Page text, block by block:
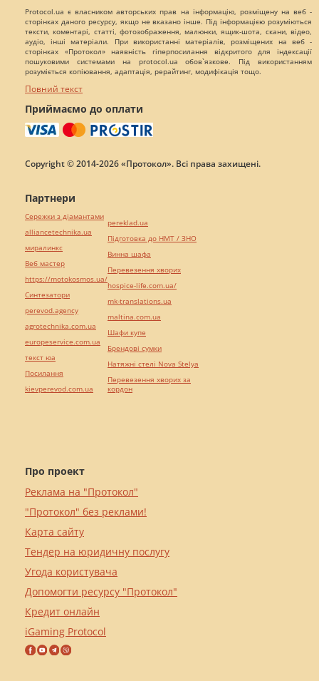
Protocol.ua є власником авторських прав на інформацію, розміщену на веб -
сторінках даного ресурсу, якщо не вказано інше. Під інформацією розуміються
тексти, коментарі, статті, фотозображення, малюнки, ящик-шота, скани, відео,
аудіо, інші матеріали. При використанні матеріалів, розміщених на веб -
сторінках «Протокол» наявність гіперпосилання відкритого для індексації
пошуковими системами на protocol.ua обов`язкове. Під використанням
розуміється копіювання, адаптація, рерайтинг, модифікація тощо.
Повний текст
Приймаємо до оплати
Copyright © 2014-2026 «Протокол». Всі права захищені.
Про проект
Реклама на "Протокол"
"Протокол" без реклами!
Карта сайту
Тендер на юридичну послугу
Угода користувача
Допомогти ресурсу "Протокол"
Кредит онлайн
iGaming Protocol
Партнери
Сережки з діамантами
alliancetechnika.ua
миралинкс
Веб мастер
https://motokosmos.ua/
Синтезатори
perevod.agency
agrotechnika.com.ua
europeservice.com.ua
текст юа
Посилання
kievperevod.com.ua
pereklad.ua
Підготовка до НМТ / ЗНО
Винна шафа
Перевезення хворих
hospice-life.com.ua/
mk-translations.ua
maltina.com.ua
Шафи купе
Брендові сумки
Натяжні стелі Nova Stelya
Перевезення хворих за
кордон